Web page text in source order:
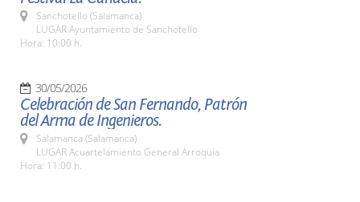
Sanchotello (Salamanca)
LUGAR Ayuntamiento de Sanchotello
Hora: 10:00 h.
30/05/2026
Celebración de San Fernando, Patrón
del Arma de Ingenieros.
Salamanca (Salamanca)
LUGAR Acuartelamiento General Arroquia
Hora: 11:00 h.